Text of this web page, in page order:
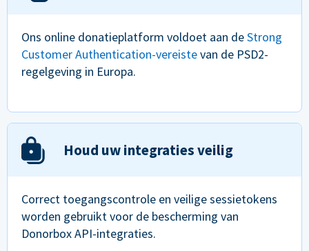
Ons online donatieplatform voldoet aan deStrong
Customer Authentication-vereistevan de PSD2-
regelgeving in Europa.
Houd uw integraties veilig
Correct toegangscontrole en veilige sessietokens
worden gebruikt voor de bescherming van
Donorbox API-integraties.